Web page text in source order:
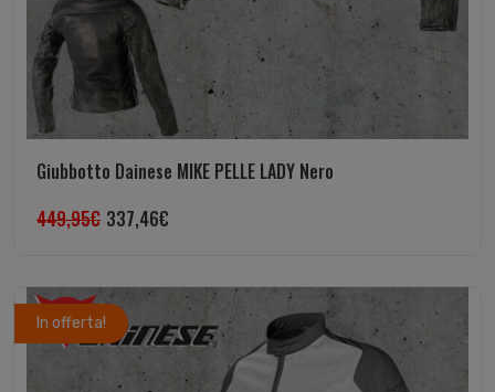
Giubbotto Dainese MIKE PELLE LADY Nero
449,95€ 337,46€
In offerta!